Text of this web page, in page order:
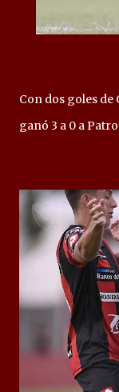
Con dos goles de
ganó 3 a 0 a